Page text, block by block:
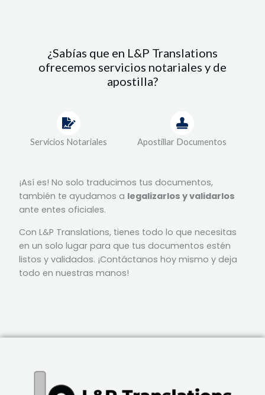
¿Sabías que en L&P Translations
ofrecemos servicios notariales y de
apostilla?
Servicios Notariales Apostillar Documentos
¡Así es! No solo traducimos tus documentos,
también te ayudamos a legalizarlos y validarlos
ante entes oficiales.
Con L&P Translations, tienes todo lo que necesitas
en un solo lugar para que tus documentos estén
listos y validados. ¡Contáctanos hoy mismo y deja
todo en nuestras manos!